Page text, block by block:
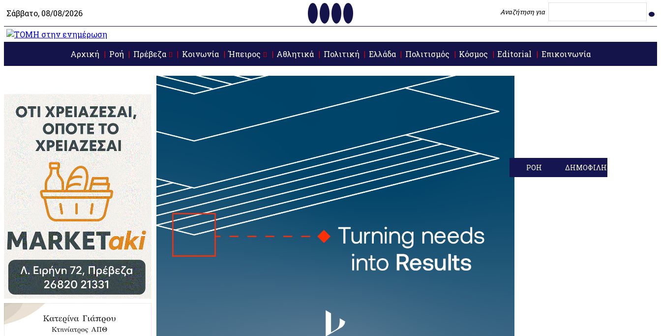
Σάββατο, 08/08/2026 Αναζήτηση για
Αρχική Ροή Πρέβεζα Κοινωνία Ήπειρος Αθλητικά Πολιτική Ελλάδα Πολιτισμός Κόσμος Editorial Επικοινωνία
ΡΟΗ ΔΗΜΟΦΙΛΗ